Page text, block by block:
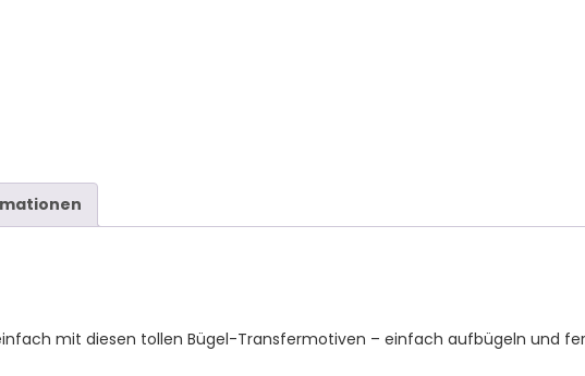
mit diesen tollen Bügel-Transfermotiven – einfach aufbügeln und